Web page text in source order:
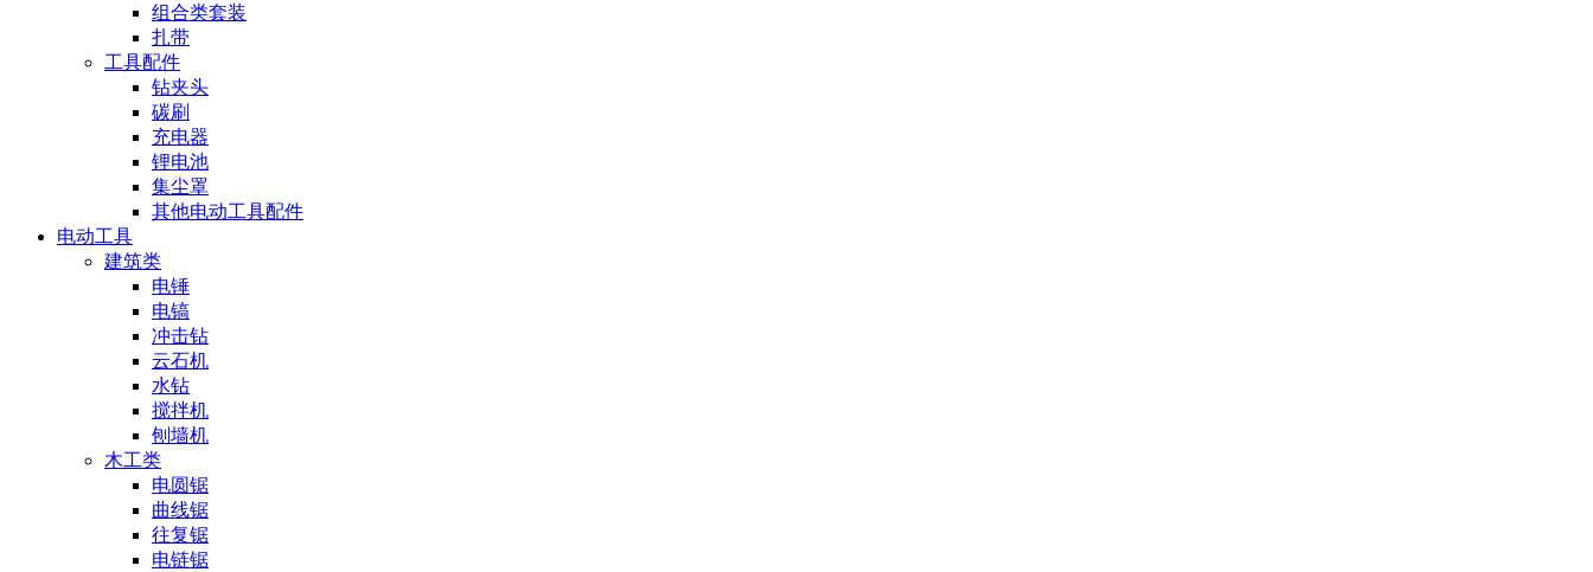
组合类套装
扎带
工具配件
钻夹头
碳刷
充电器
锂电池
集尘罩
其他电动工具配件
电动工具
建筑类
电锤
电镐
冲击钻
云石机
水钻
搅拌机
刨墙机
木工类
电圆锯
曲线锯
往复锯
电链锯